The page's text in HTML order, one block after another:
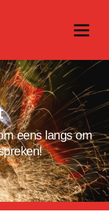
eens langs om